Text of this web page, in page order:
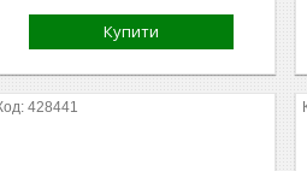
Купити
428441